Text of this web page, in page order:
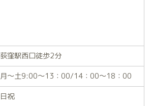
荻窪駅西口徒歩2分
月～土9:00～13：00/14：00～18：00
日祝